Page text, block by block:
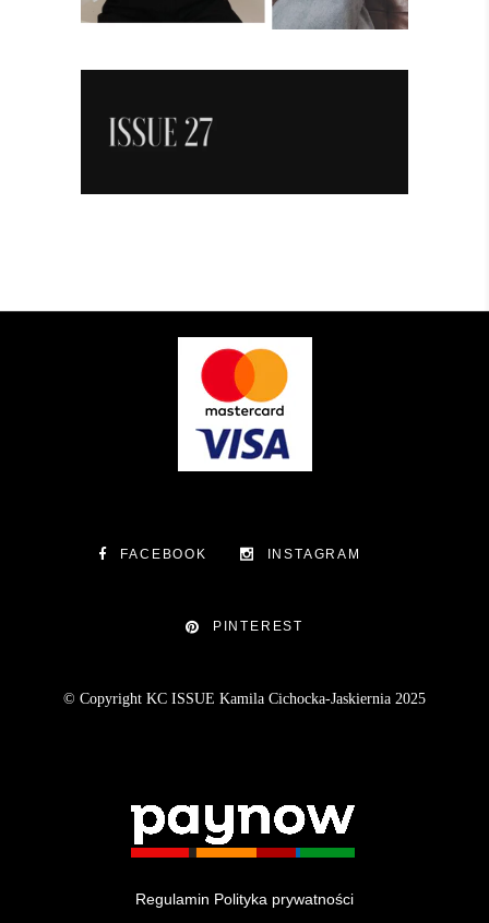
FACEBOOK INSTAGRAM
PINTEREST
© Copyright KC ISSUE Kamila Cichocka-Jaskiernia 2025
Regulamin Polityka prywatności